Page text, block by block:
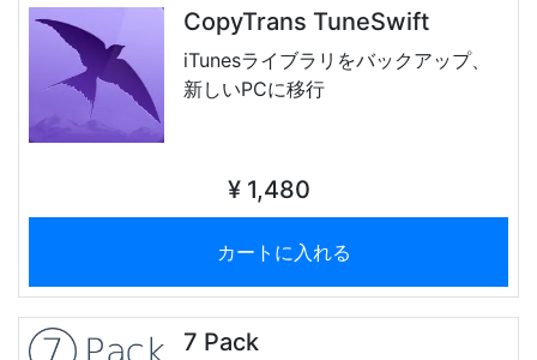
CopyTrans TuneSwift
iTunesライブラリをバックアップ、
新しいPCに移行
¥ 1,480
カートに入れる
7 Pack